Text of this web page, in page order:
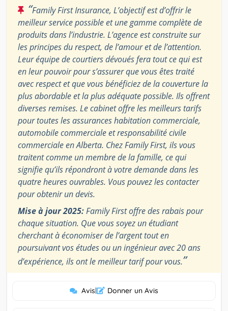
“Family First Insurance, L’objectif est d’offrir le
meilleur service possible et une gamme complète de
produits dans l’industrie. L’agence est construite sur
les principes du respect, de l’amour et de l’attention.
Leur équipe de courtiers dévoués fera tout ce qui est
en leur pouvoir pour s’assurer que vous êtes traité
avec respect et que vous bénéficiez de la couverture la
plus abordable et la plus adéquate possible. Ils offrent
diverses remises. Le cabinet offre les meilleurs tarifs
pour toutes les assurances habitation commerciale,
automobile commerciale et responsabilité civile
commerciale en Alberta. Chez Family First, ils vous
traitent comme un membre de la famille, ce qui
signifie qu’ils répondront à votre demande dans les
quatre heures ouvrables. Vous pouvez les contacter
pour obtenir un devis.
Mise à jour 2025:Family First offre des rabais pour
chaque situation. Que vous soyez un étudiant
cherchant à économiser de l’argent tout en
poursuivant vos études ou un ingénieur avec 20 ans
d’expérience, ils ont le meilleur tarif pour vous.”
Avis| Donner un Avis